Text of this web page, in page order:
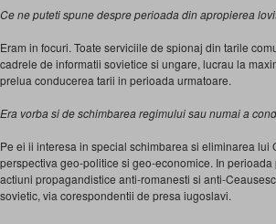
Ce ne puteti spune despre perioada din apropierea
Eram in focuri. Toate serviciile de spionaj din tarile
cadrele de informatii sovietice si ungare, lucrau la
prelua conducerea tarii in perioada urmatoare.
Era vorba si de schimbarea regimului sau numai a
Pe ei ii interesa in special schimbarea si eliminarea
perspectiva geo-politice si geo-economice. In
actiuni propagandistice anti-romanesti si anti-
sovietic, via corespondentii de presa iugoslavi.